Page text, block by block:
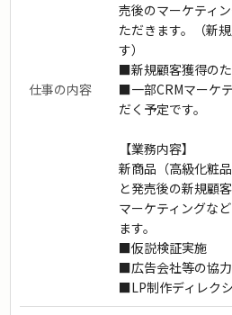
仕事の内容
売後のマーケティ
ただきます。（新
す）
■新規顧客獲得の
■一部CRMマーケ
だく予定です。
【業務内容】
新商品（高級化粧
と発売後の新規顧
マーケティングな
ます。
■仮説検証実施
■広告会社等の協
■LP制作ディレク